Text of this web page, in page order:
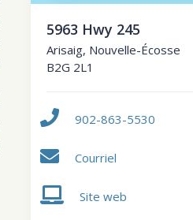
5963 Hwy 245
Arisaig, Nouvelle-Écosse
B2G 2L1
902-863-5530
Courriel
Site web